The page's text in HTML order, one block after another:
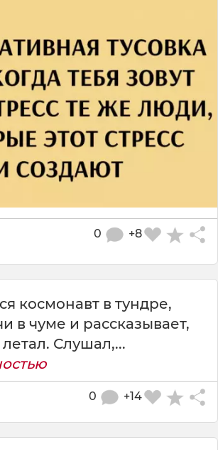
+8
0
космонавт в тундре,
в чуме и рассказывает,
Слушал,...
+14
0